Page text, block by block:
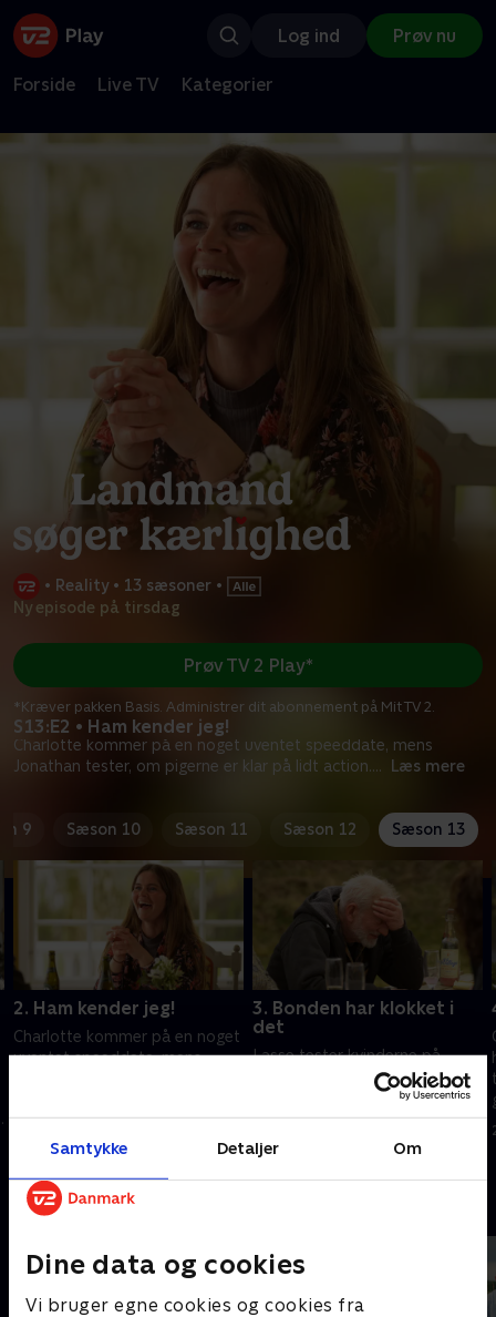
Samtykke Detaljer Om
Dine data og cookies
Vi bruger egne cookies og cookies fra
Log ind Prøv nu
Forside Live TV Kategorier
• Reality • 13 sæsoner •
Ny episode på tirsdag
S13:E2 • Ham kender jeg!
Charlotte kommer på en noget uventet speeddate, mens
Jonathan tester, om pigerne er klar på lidt action.... Læs mere
Prøv TV 2 Play*
*Kræver pakken Basis. Administrer dit abonnement på Mit TV 2.
9 Sæson 10 Sæson 11 Sæson 12 Sæson 13
2. Ham kender jeg!
Charlotte kommer på en noget
uventet speeddate, mens
kommende kæreste skal helst
ikke have hest.
3. Bonden har klokket i
det
Lasse tester kvinderne på
skydebanen, men en
misforståelse skaber store
problemer. Imens skal Maia i
gang med at speeddate, men
på en alternativ måde.
14. juli 2026 • 40 min
Andre så også